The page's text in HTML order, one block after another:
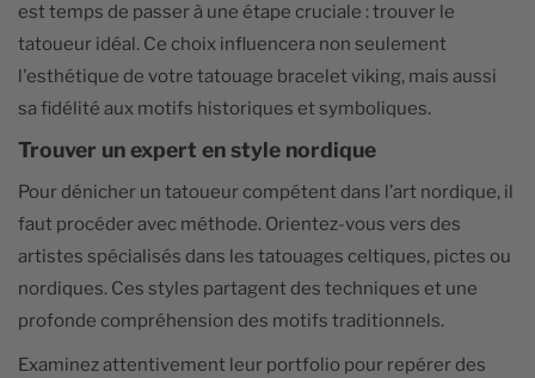
est temps de passer à une étape cruciale : trouver le
tatoueur idéal. Ce choix influencera non seulement
l'esthétique de votre tatouage bracelet viking, mais aussi
sa fidélité aux motifs historiques et symboliques.
Trouver un expert en style nordique
Pour dénicher un tatoueur compétent dans l’art nordique, il
faut procéder avec méthode. Orientez-vous vers des
artistes spécialisés dans les tatouages celtiques, pictes ou
nordiques. Ces styles partagent des techniques et une
profonde compréhension des motifs traditionnels.
Examinez attentivement leur portfolio pour repérer des